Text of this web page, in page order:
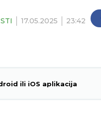
17.05.2025 23:42
ili iOS aplikacija